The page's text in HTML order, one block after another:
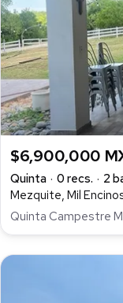
$6,900,000
Quinta
0 recs. 2
Mezquite, Mil
Quinta Campestre